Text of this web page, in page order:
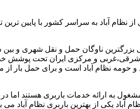
نظام آباد به سراسر کشور با
ناوگان حمل و نقل شهری و بین
و مرکزی ایران تحت پوشش
و حومه نظام آباد است و برای حمل بار
به ارائه خدمات باربری هستند اما
آباد یکی از بهترین باربری نظام آباد می